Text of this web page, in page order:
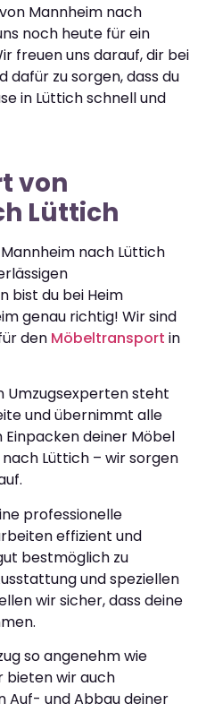
Mannheim nach
noch heute für ein
freuen uns darauf, dir bei
dafür zu sorgen, dass du
in Lüttich schnell und
von
Lüttich
nach Lüttich
bist du bei Heim
genau richtig! Wir sind
den Möbeltransport in
Umzugsexperten steht
und übernimmt alle
deiner Möbel
Lüttich – wir sorgen
professionelle
effizient und
bestmöglich zu
und speziellen
wir sicher, dass deine
so angenehm wie
bieten wir auch
Auf- und Abbau deiner